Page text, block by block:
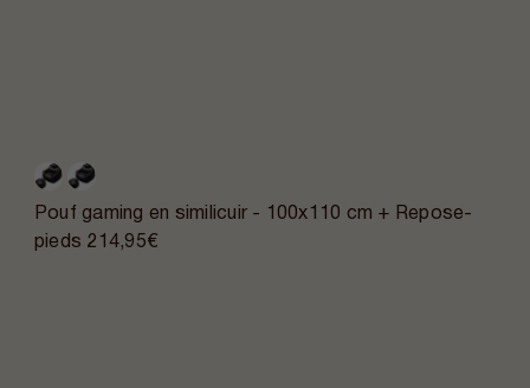
Pouf gaming en similicuir - 100x110 cm + Repose-
pieds 214,95€